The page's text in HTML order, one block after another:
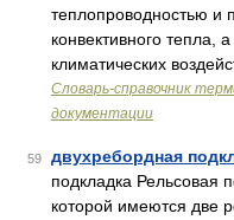
теплопроводностью и
конвективного тепла,
климатических
Словарь-справочник
документации
59 двухребордная
подкладка Рельсовая
которой имеются две